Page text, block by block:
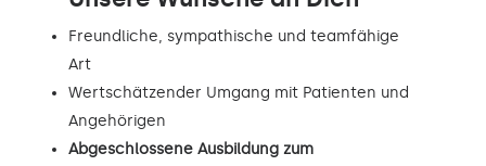
Freundliche, sympathische und teamfähige
Art
Wertschätzender Umgang mit Patienten und
Angehörigen
Abgeschlossene Ausbildung zum